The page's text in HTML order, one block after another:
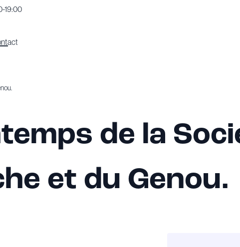
19:00
de la
et du Genou.